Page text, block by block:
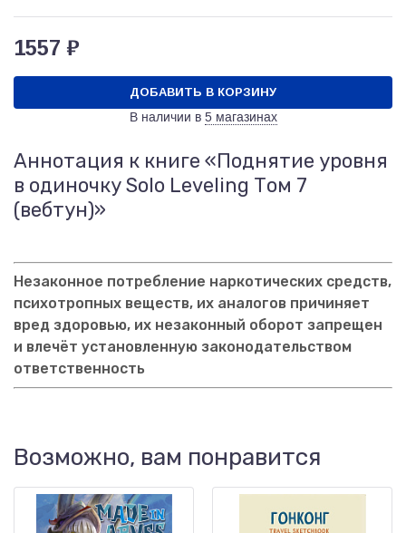
1557 ₽
ДОБАВИТЬ В КОРЗИНУ
В наличии в 5 магазинах
Аннотация к книге «Поднятие уровня
в одиночку Solo Leveling Том 7
(вебтун)»
Незаконное потребление наркотических средств,
психотропных веществ, их аналогов причиняет
вред здоровью, их незаконный оборот запрещен
и влечёт установленную законодательством
ответственность
Возможно, вам понравится